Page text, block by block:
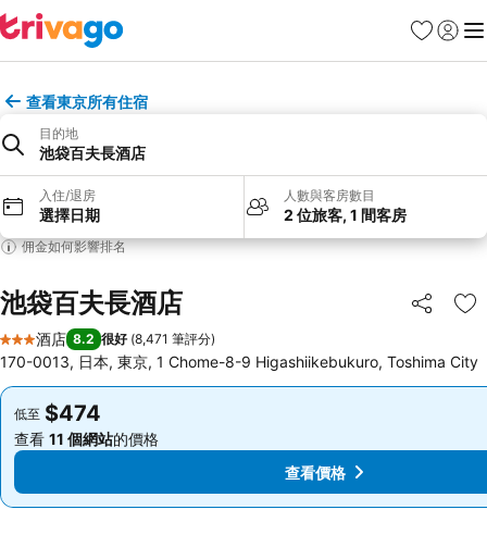
收藏夾
登入 選
查看東京所有住宿
目的地
池袋百夫長酒店
入住/退房
選擇日期
人數與客房數目
2 位旅客, 1 間客房
佣金如何影響排名
池袋百夫長酒店 分享
放
3 星級
酒店 8.2 很好 (8,471 筆評分)
170-0013, 日本, 東京, 1 Chome-8-9 Higashiikebukuro, Toshima City
低至 $474
查看 11 個網站的價格
低至 $474
查看 11 個網站的價格
查看價格